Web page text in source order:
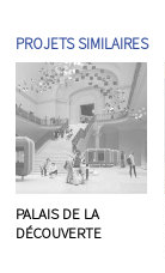
PROJETS SIMILAIRES
PALAIS DE LA
DÉCOUVERTE